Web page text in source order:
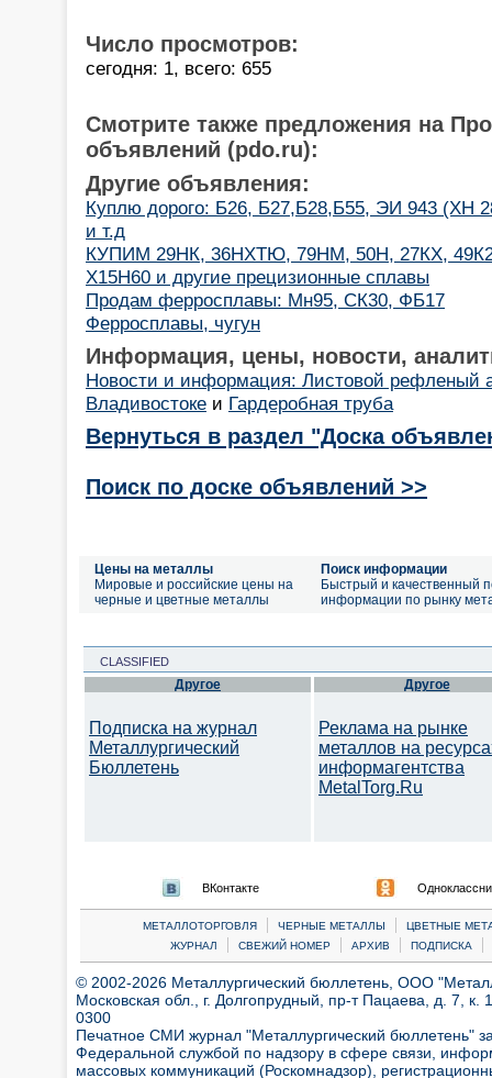
Число просмотров:
сегодня: 1, всего: 655
Смотрите также предложения на
объявлений (pdo.ru):
Другие объявления:
Куплю дорого: Б26, Б27,Б28,Б55, ЭИ 943 (ХН
и т.д
КУПИМ 29НК, 36НХТЮ, 79НМ, 50Н, 27КХ,
Х15Н60 и другие прецизионные сплавы
Продам ферросплавы: Мн95, СК30, ФБ17
Ферросплавы, чугун
Информация, цены, новости,
Новости и информация: Листовой рефленый
Владивостоке и Гардеробная труба
Вернуться в раздел "Доска
Поиск по доске объявлений >>
Цены на металлы
Мировые и российские цены на
черные и цветные металлы
Поиск информации
Быстрый и качественный
информации по рынку
CLASSIFIED
Другое
Подписка на журнал
Металлургический
Бюллетень
Другое
Реклама на рынке
металлов на
информагентства
MetalTorg.Ru
ВКонтакте
МЕТАЛЛОТОРГОВЛЯ | ЧЕРНЫЕ МЕТАЛЛЫ |
ЦВЕТНЫЕ
ЖУРНАЛ
| СВЕЖИЙ НОМЕР | АРХИВ | ПОДПИСКА |
© 2002-2026 Металлургический бюллетень, ООО
Московская обл., г. Долгопрудный, пр-т Пацаева, д. 7,
0300
Печатное СМИ журнал "Металлургический бюллетень"
Федеральной службой по надзору в сфере связи,
массовых коммуникаций (Роскомнадзор),